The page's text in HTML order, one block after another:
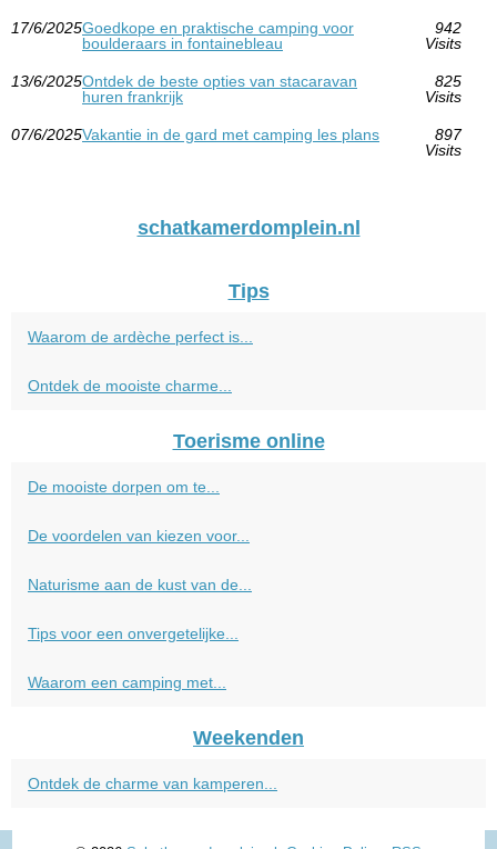
17/6/2025Goedkope en praktische camping voor
boulderaars in fontainebleau
942
Visits
13/6/2025Ontdek de beste opties van stacaravan
huren frankrijk
825
Visits
07/6/2025Vakantie in de gard met camping les plans
897
Visits
schatkamerdomplein.nl
Tips
Waarom de ardèche perfect is...
Ontdek de mooiste charme...
Toerisme online
De mooiste dorpen om te...
De voordelen van kiezen voor...
Naturisme aan de kust van de...
Tips voor een onvergetelijke...
Waarom een camping met...
Weekenden
Ontdek de charme van kamperen...